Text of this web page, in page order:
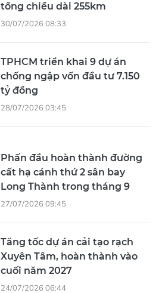
tổng chiều dài 255km
30/07/2026 08:33
TPHCM triển khai 9 dự án
chống ngập vốn đầu tư 7.150
tỷ đồng
28/07/2026 03:45
Phấn đầu hoàn thành đường
cất hạ cánh thứ 2 sân bay
Long Thành trong tháng 9
27/07/2026 09:45
Tăng tốc dự án cải tạo rạch
Xuyên Tâm, hoàn thành vào
cuối năm 2027
24/07/2026 06:44